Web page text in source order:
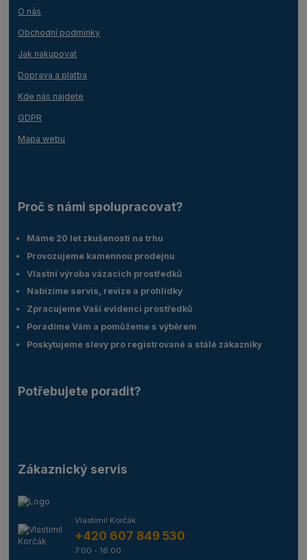
O nás
Obchodní podmínky
Jak nakupovat
Doprava a platba
Kde nás najdete
GDPR
Mapa webu
Proč s námi spolupracovat?
Máme 20 let zkušeností na trhu
Provozujeme kamennou prodejnu
Vlastní výroba vázacích prostředků
Nabízíme servis, revize a prohlídky
Zpracujeme Vaší evidenci prostředků
Poradíme Vám a pomůžeme s výběrem
Poskytujeme slevy pro registrované a stálé zákazníky
Potřebujete poradit?
Zákaznický servis
Vlastimil Korčák
+420 607 849 530
7:00 - 16:00